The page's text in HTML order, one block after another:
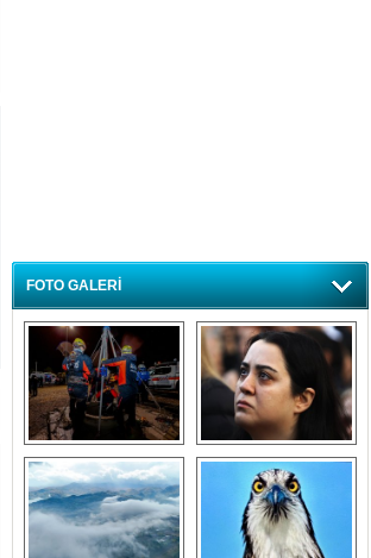
FOTO GALERİ
Bursa'da deprem
tatbikatı gerçeğini
aratmadı
Özlem ve minnetle
anıyoruz